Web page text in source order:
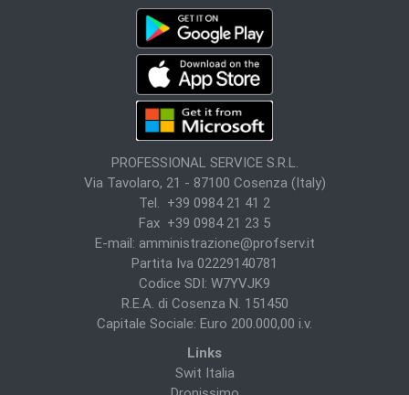
PROFESSIONAL SERVICE S.R.L.
Via Tavolaro, 21 - 87100 Cosenza (Italy)
Tel. +39 0984 21 41 2
Fax +39 0984 21 23 5
E-mail: amministrazione@profserv.it
Partita Iva 02229140781
Codice SDI: W7YVJK9
R.E.A. di Cosenza N. 151450
Capitale Sociale: Euro 200.000,00 i.v.
Links
Swit Italia